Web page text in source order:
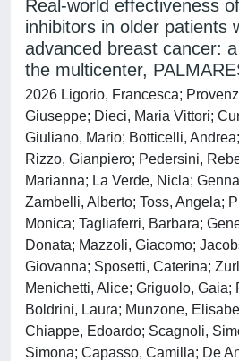
Real-world effectiveness
inhibitors in older patients
advanced breast cancer:
the multicenter,
2026 Ligorio, Francesca;
Giuseppe; Dieci, Maria Vittori;
Giuliano, Mario; Botticelli,
Rizzo, Gianpiero; Pedersini,
Marianna; La Verde, Nicla;
Zambelli, Alberto; Toss, Angela;
Monica; Tagliaferri, Barbara;
Donata; Mazzoli, Giacomo;
Giovanna; Sposetti, Caterina;
Menichetti, Alice; Griguolo, Gaia;
Boldrini, Laura; Munzone,
Chiappe, Edoardo; Scagnoli,
Simona; Capasso, Camilla; De